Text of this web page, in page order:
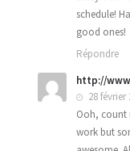
schedule!
good ones!
Répondre
http://
28 février
Ooh, count
work but